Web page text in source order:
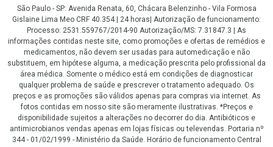
São Paulo - SP: Avenida Renata, 60, Chácara Belenzinho - Vila Formosa
Gislaine Lima Meo CRF 40.354 | 24 horas| Autorização de funcionamento:
Processo: 2531.559767/2014-90 Autorização/MS: 7.31847.3 | As
informações contidas neste site, como promoções e ofertas de remédios e
medicamentos, não devem ser usadas para automedicação e não
substituem, em hipótese alguma, a medicação prescrita pelo profissional da
área médica. Somente o médico está em condições de diagnosticar
qualquer problema de saúde e prescrever o tratamento adequado. Os
preços e as promoções são válidos apenas para compras via internet. As
fotos contidas em nosso site são meramente ilustrativas. *Preços e
disponibilidade sujeitos a alterações no decorrer do dia. Antibióticos e
antimicrobianos vendas apenas em lojas físicas ou televendas. Portaria nº
344 - 01/02/1999 - Ministério da Saúde. Horário de funcionamento Central